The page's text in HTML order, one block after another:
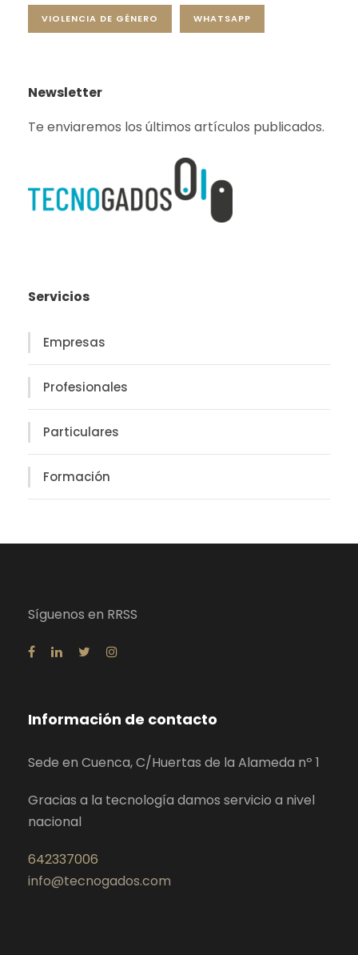
VIOLENCIA DE GÉNERO WHATSAPP
Newsletter
Te enviaremos los últimos artículos publicados.
Servicios
Empresas
Profesionales
Particulares
Formación
Síguenos en RRSS
Información de contacto
Sede en Cuenca, C/Huertas de la Alameda nº 1
Gracias a la tecnología damos servicio a nivel
nacional
642337006
info@tecnogados.com